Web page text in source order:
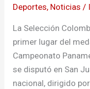
Deportes, Noticias /
La Selección
primer lugar del
Campeonato
se disputó en San
nacional, dirigido
Panamericano
de
Ruta